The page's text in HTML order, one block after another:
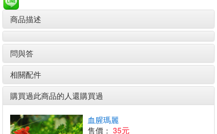
商品描述
問與答
相關配件
購買過此商品的人還購買過
血腥瑪麗
售價： 35元